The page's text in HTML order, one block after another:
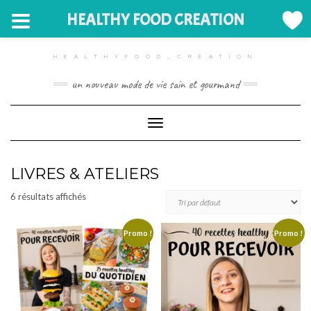
HEALTHYFOOD_CREATION
un nouveau mode de vie sain et gourmand
Toggle Navigation
LIVRES & ATELIERS
6 résultats affichés
Promo ! Promo !
HEALTHY FOOD CREATION